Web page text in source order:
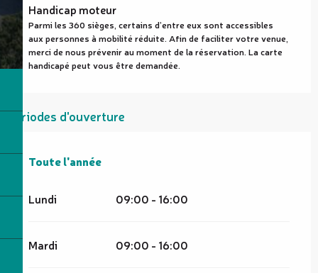
Handicap moteur
Parmi les 360 sièges, certains d’entre eux sont accessibles
aux personnes à mobilité réduite. Afin de faciliter votre venue,
merci de nous prévenir au moment de la réservation. La carte
handicapé peut vous être demandée.
Périodes d'ouverture
Toute l'année
Toute l'année
Lundi 09:00 - 16:00
Mardi 09:00 - 16:00